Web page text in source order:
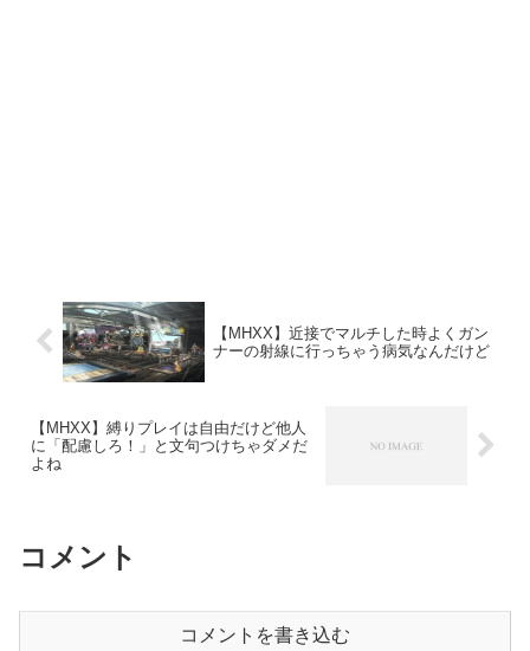
【MHXX】近接でマルチした時よくガン
ナーの射線に行っちゃう病気なんだけど
【MHXX】縛りプレイは自由だけど他人
に「配慮しろ！」と文句つけちゃダメだ
よね
コメント
コメントを書き込む